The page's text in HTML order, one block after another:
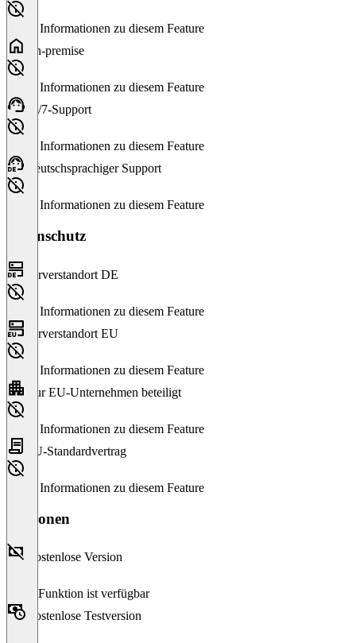
Keine Informationen zu diesem Feature
On-premise
Keine Informationen zu diesem Feature
24/7-Support
Keine Informationen zu diesem Feature
Deutschsprachiger Support
Keine Informationen zu diesem Feature
Datenschutz
Serverstandort DE
Keine Informationen zu diesem Feature
Serverstandort EU
Keine Informationen zu diesem Feature
Nur EU-Unternehmen beteiligt
Keine Informationen zu diesem Feature
EU-Standardvertrag
Keine Informationen zu diesem Feature
Versionen
Kostenlose Version
Diese Funktion ist verfügbar
Kostenlose Testversion